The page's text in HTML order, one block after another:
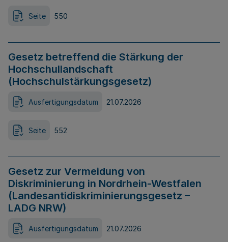
Seite 550
Gesetz betreffend die Stärkung der
Hochschullandschaft
(Hochschulstärkungsgesetz)
Ausfertigungsdatum 21.07.2026
Seite 552
Gesetz zur Vermeidung von
Diskriminierung in Nordrhein-Westfalen
(Landesantidiskriminierungsgesetz –
LADG NRW)
Ausfertigungsdatum 21.07.2026